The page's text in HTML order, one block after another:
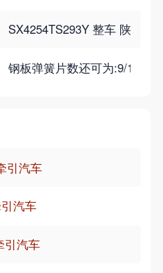
SX4254TS293Y 整车 陕西汽
钢板弹簧片数还可为:9/10+6.
引汽车
汽车
引汽车